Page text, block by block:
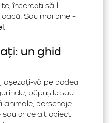
încercați să-l
Sau mai bine –
.
un ghid
așezați-vă pe podea
păpușile sau
animale, personaje
sau orice alt obiect